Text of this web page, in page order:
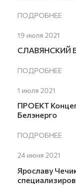
ПОДРОБНЕЕ
19 июля 2021
СЛАВЯНСКИЙ
ПОДРОБНЕЕ
1 июля 2021
ПРОЕКТ
Белэнерго
ПОДРОБНЕЕ
24 июня 2021
Ярославу